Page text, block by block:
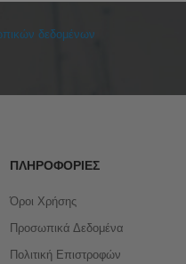
δεδομένων
ΠΛΗΡΟΦΟΡΊΕΣ
Όροι Χρήσης
Προσωπικά Δεδομένα
Πολιτική Επιστροφών